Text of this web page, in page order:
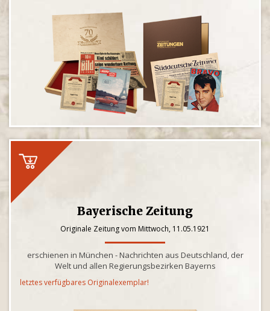
Bayerische Zeitung
Originale Zeitung vom Mittwoch, 11.05.1921
erschienen in München - Nachrichten aus Deutschland, der
Welt und allen Regierungsbezirken Bayerns
letztes verfügbares Originalexemplar!